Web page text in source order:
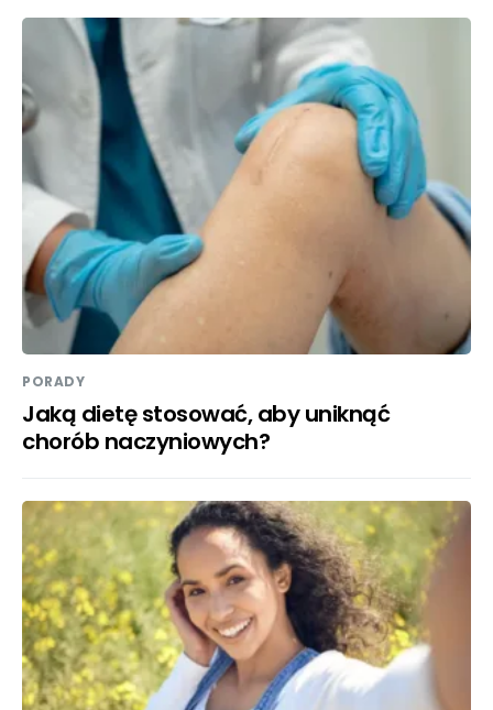
PORADY
Jaką dietę stosować, aby uniknąć
chorób naczyniowych?